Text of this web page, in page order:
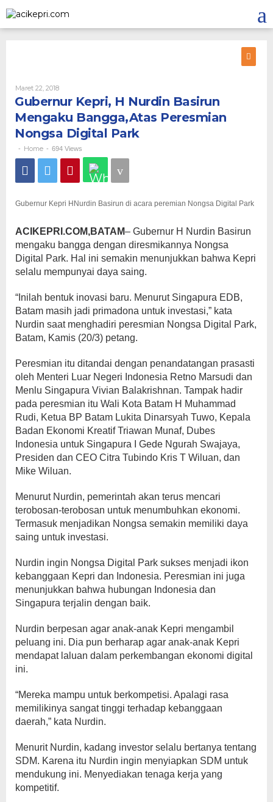
ke
konten
Maret 22, 2018Oleh
Gubernur Kepri, H Nurdin Basirun
Mengaku Bangga,Atas Peresmian
Nongsa Digital Park
- Home - 694 Views
Gubernur Kepri HNurdin Basirun di acara peremian Nongsa Digital Park
ACIKEPRI.COM,BATAM– Gubernur H Nurdin Basirun
mengaku bangga dengan diresmikannya Nongsa
Digital Park. Hal ini semakin menunjukkan bahwa Kepri
selalu mempunyai daya saing.
“Inilah bentuk inovasi baru. Menurut Singapura EDB,
Batam masih jadi primadona untuk investasi,” kata
Nurdin saat menghadiri peresmian Nongsa Digital Park,
Batam, Kamis (20/3) petang.
Peresmian itu ditandai dengan penandatangan prasasti
oleh Menteri Luar Negeri Indonesia Retno Marsudi dan
Menlu Singapura Vivian Balakrishnan. Tampak hadir
pada peresmian itu Wali Kota Batam H Muhammad
Rudi, Ketua BP Batam Lukita Dinarsyah Tuwo, Kepala
Badan Ekonomi Kreatif Triawan Munaf, Dubes
Indonesia untuk Singapura I Gede Ngurah Swajaya,
Presiden dan CEO Citra Tubindo Kris T Wiluan, dan
Mike Wiluan.
Menurut Nurdin, pemerintah akan terus mencari
terobosan-terobosan untuk menumbuhkan ekonomi.
Termasuk menjadikan Nongsa semakin memiliki daya
saing untuk investasi.
Nurdin ingin Nongsa Digital Park sukses menjadi ikon
kebanggaan Kepri dan Indonesia. Peresmian ini juga
menunjukkan bahwa hubungan Indonesia dan
Singapura terjalin dengan baik.
Nurdin berpesan agar anak-anak Kepri mengambil
peluang ini. Dia pun berharap agar anak-anak Kepri
mendapat laluan dalam perkembangan ekonomi digital
ini.
“Mereka mampu untuk berkompetisi. Apalagi rasa
memilikinya sangat tinggi terhadap kebanggaan
daerah,” kata Nurdin.
Menurit Nurdin, kadang investor selalu bertanya tentang
SDM. Karena itu Nurdin ingin menyiapkan SDM untuk
mendukung ini. Menyediakan tenaga kerja yang
kompetitif.